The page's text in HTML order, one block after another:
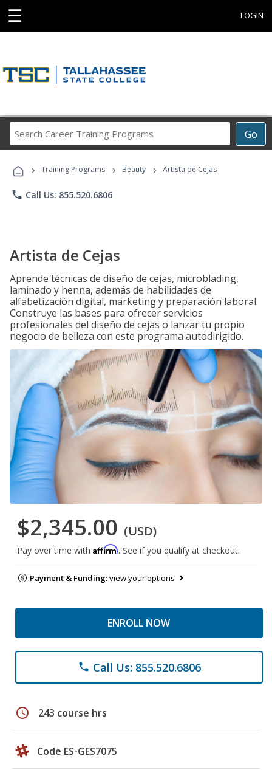
☰ LOGIN
Go
Career
Programs
› Training Programs › Beauty › Artista de Cejas
phone Call Us: 855.520.6806
Artista de Cejas
Aprende técnicas de diseño de cejas, microblading,
laminado y henna, además de habilidades de
alfabetización digital, marketing y preparación laboral.
Construye las bases para ofrecer servicios
profesionales del diseño de cejas o lanzar tu propio
negocio de belleza con este programa autodirigido.
$2,345.00 (USD)
Pay over time with Affirm. See if you qualify at checkout.
Payment & Funding:view your options
ENROLL NOW
phone Call Us: 855.520.6806
schedule 243 course hrs
Code ES-GES7075